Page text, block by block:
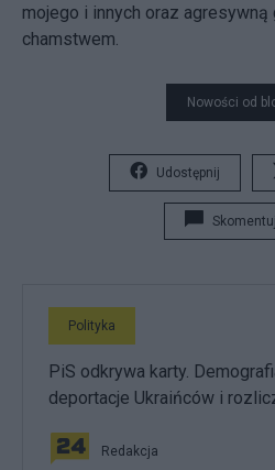
mojego i innych oraz agresywną
chamstwem.
Nowości od
Udostępnij
Skomentuj
Polityka
PiS odkrywa karty.
deportacje Ukraińców i
Redakcja